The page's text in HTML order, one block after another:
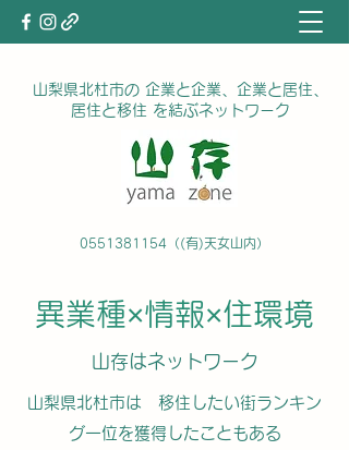
山梨県北杜市の 企業と企業、企業と居住、
居住と移住 を結ぶネットワーク
0551381154 （(有)天女山内）
企業と企業がつながる 企業
と人がつながる 人と人がつ
ながる
異業種×情報×住環境
​山存はネットワーク
山梨県北杜市は 移住したい街ランキン
グ一位を獲得したこともある